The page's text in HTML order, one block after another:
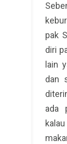
pak
diri
lain
dan
ada